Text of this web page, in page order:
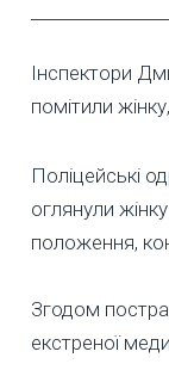
Інспектори
помітили
Поліцейські
оглянули
положення,
Згодом
екстреної